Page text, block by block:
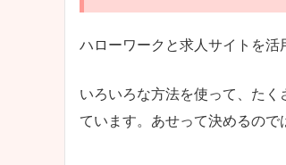
ハローワークと求人サイトを活
いろいろな方法を使って、た
ています。あせって決めるので